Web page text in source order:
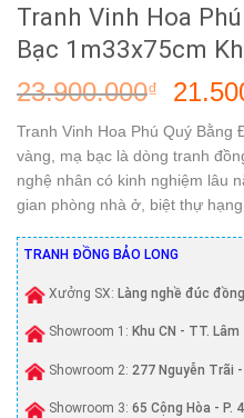
Tranh Vinh Hoa
Bạc 1m33x75cm
23.900.000₫
Tranh Vinh Hoa Phú Quý Bằng
vàng, mạ bạc là dòng tranh
nghệ nhân có kinh nghiệm lâu
gian phòng nhà ở, biệt thự
TRANH ĐỒNG BẢO LONG
Xưởng SX: Làng nghề đúc
Showroom 1: Khu CN - TT.
Showroom 2: 277 Nguyễn Trãi
Showroom 3: 65 Cộng Hòa - P.